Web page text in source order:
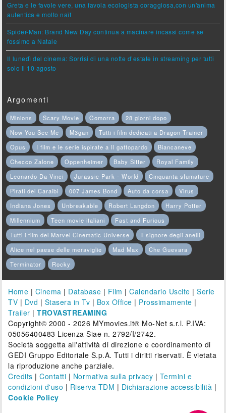
Greta e le favole vere, una favola ecologista coraggiosa,con un'anima
autentica e molto naïf
Spider-Man: Brand New Day continua a macinare incassi come se
fossimo a Natale
Il lunedì del cinema: Sorrisi di una notte d’estate in streaming per tutti
solo il 10 agosto
Argomenti
Minions Scary Movie Gomorra
28 giorni dopo
Now You See Me
M3gan
Tutti i film dedicati a Dragon Trainer
Opus
I film e le serie ispirate a Il gattopardo
Biancaneve
Checco Zalone
Oppenheimer Baby Sitter
Royal Family
Leonardo Da Vinci
Jurassic Park - World
Cinquanta sfumature
Pirati dei Caraibi
007 James Bond Auto da corsa
Virus
Indiana Jones
Unbreakable Robert Langdon
Harry Potter
Millennium
Teen movie italiani
Fast and Furious
Tutti i film del Marvel Cinematic Universe
Il signore degli anelli
Alice nel paese delle meraviglie
Mad Max
Che Guevara
Terminator
Rocky
Home | Cinema | Database | Film |Calendario Uscite |Serie
TV | Dvd | Stasera in Tv | Box Office | Prossimamente |
Trailer |TROVASTREAMING
Copyright© 2000 - 2026 MYmovies.it® Mo-Net s.r.l. P.IVA:
05056400483 Licenza Siae n. 2792/I/2742.
Società soggetta all'attività di direzione e coordinamento di
GEDI Gruppo Editoriale S.p.A. Tutti i diritti riservati. È vietata
la riproduzione anche parziale.
Credits |Contatti | Normativa sulla privacy | Termini e
condizioni d'uso | Riserva TDM | Dichiarazione accessibilità |
Cookie Policy